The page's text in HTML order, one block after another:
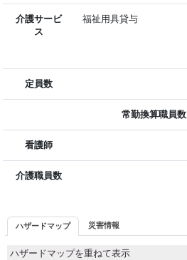
介護サービ
ス
福祉用具貸与
定員数
常勤換算職員数
看護師
介護職員数
ハザードマップ 災害情報
ハザードマップを重ねて表示